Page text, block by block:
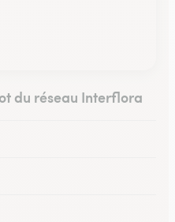
du réseau Interflora